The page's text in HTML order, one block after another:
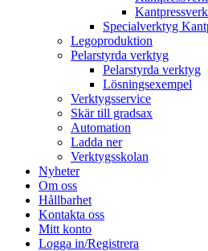
Specialverktyg
Legoproduktion
Pelarstyrda verktyg
Pelarstyrda verktyg
Lösningsexempel
Verktygsservice
Skär till gradsax
Automation
Ladda ner
Verktygsskolan
Nyheter
Om oss
Hållbarhet
Kontakta oss
Mitt konto
Logga in/Registrera